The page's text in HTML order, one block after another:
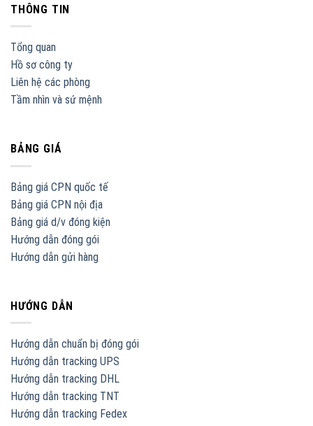
THÔNG TIN
Tổng quan
Hồ sơ công ty
Liên hệ các phòng
Tầm nhìn và sứ mệnh
BẢNG GIÁ
Bảng giá CPN quốc tế
Bảng giá CPN nội địa
Bảng giá d/v đóng kiện
Hướng dẫn đóng gói
Hướng dẫn gửi hàng
HƯỚNG DẪN
Hướng dẫn chuẩn bị đóng gói
Hướng dẫn tracking UPS
Hướng dẫn tracking DHL
Hướng dẫn tracking TNT
Hướng dẫn tracking Fedex